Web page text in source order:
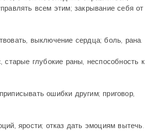
всем этим; закрывание себя от
выключение сердца; боль, рана.
старые глубокие раны, неспособность к
ошибки другим; приговор,
ярости; отказ дать эмоциям вытечь.